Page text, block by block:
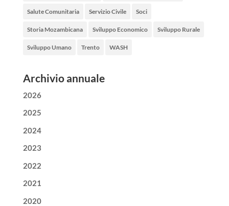
Salute Comunitaria Servizio Civile Soci
Storia Mozambicana Sviluppo Economico Sviluppo Rurale
Sviluppo Umano Trento WASH
Archivio annuale
2026
2025
2024
2023
2022
2021
2020